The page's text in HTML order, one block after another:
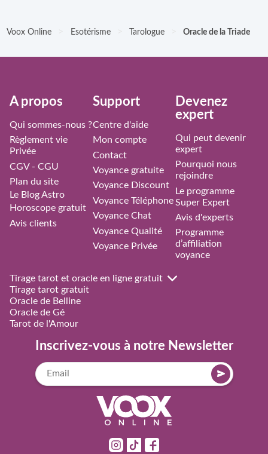
Voox Online Esotérisme Tarologue Oracle de la Triade
À propos
Qui sommes-nous ?
Règlement vie
Privée
CGV - CGU
Plan du site
Le Blog Astro
Horoscope gratuit
Avis clients
Support
Centre d'aide
Mon compte
Contact
Voyance gratuite
Voyance Discount
Voyance Téléphone
Voyance Chat
Voyance Qualité
Voyance Privée
Devenez
expert
Qui peut devenir
expert
Pourquoi nous
rejoindre
Le programme
Super Expert
Avis d'experts
Programme
d’affiliation
voyance
Tirage tarot et oracle en ligne gratuit
Tirage tarot gratuit
Oracle de Belline
Oracle de Gé
Tarot de l'Amour
Inscrivez-vous à notre Newsletter